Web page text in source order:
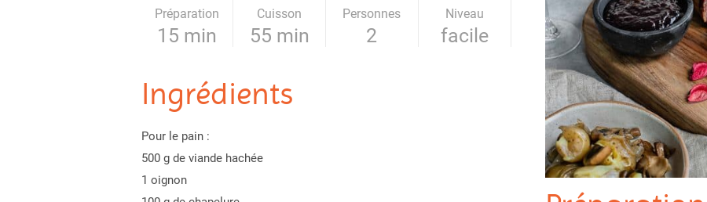
Préparation
15 min
Cuisson
55 min
Personnes
2
Niveau
facile
Ingrédients
Pour le pain :
500 g de viande hachée
1 oignon